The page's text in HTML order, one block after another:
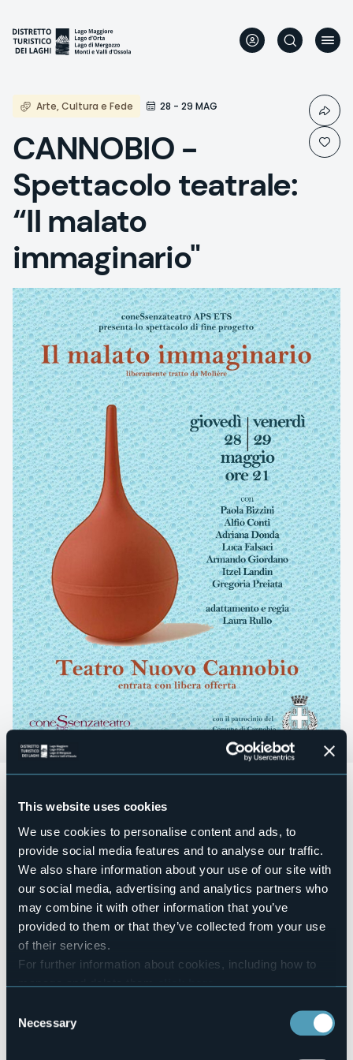
This website uses cookies
We use cookies to personalise content and ads, to
provide social media features and to analyse our traffic.
We also share information about your use of our site with
our social media, advertising and analytics partners who
may combine it with other information that you’ve
provided to them or that they’ve collected from your use
of their services.
For further information about cookies, including how to
manage and delete themclick here.
Selection
Necessary
main
content
Arte, Cultura e Fede 28 - 29 MAG
CANNOBIO -
Spettacolo teatrale:
“Il malato
immaginario"
ispirato liberamente a Molière
Conessenzateatro alleore 21:00presso ilTeatro Nuovo di
Cannobio. Il Malato immaginario di Argan, borghese tanto
ricco quanto ipocondriaco, è deciso a dare la figlia in
moglie a un medico, così da assicurarsi per sempre le cure
in famiglia. La ragazza è però già innamorata e, per aiutarla
a evitare le nozze, la scaltra domestica Toinette ha pronto
un piano geniale…
L'ingresso è a offerta libera
Event organizer
Ass. Conessenzateatro
Teatro Nuovo